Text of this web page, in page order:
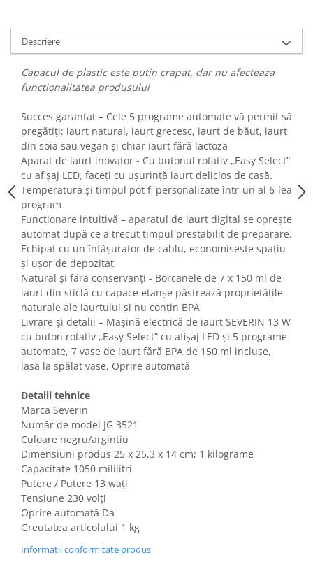
Ingrijire Locuinta
Purificatoare de aer
Bijuterii
Ceasuri dama
Cutii, curele si accesorii ceasuri
Genti si accesorii barbati
Genti si accesorii femei
Imbracaminte barbati
Imbracaminte femei
Imbracaminte si Incaltaminte copii
Incaltaminte barbati
Incaltaminte femei
Ochelari de soare
Ochelari de vedere
Gaming, Carti & Birotica
Birotica & Papetarie
Console, Jocuri & Accesorii
Accesorii aparate de ras electrice
Accesorii aparate hair styling
Aparate & Accesorii ingrijire
personala
Aparate cosmetice
Articole Sanatate si Wellness
Consumabile sanitare
Cosmetice si produse ingrijire
Igiena dentara
Descriere
Capacul de plastic este putin crapat, dar nu afecteaza
functionalitatea produsului
Succes garantat – Cele 5 programe automate vă permit să
pregătiți: iaurt natural, iaurt grecesc, iaurt de băut, iaurt
din soia sau vegan și chiar iaurt fără lactoză
Aparat de iaurt inovator - Cu butonul rotativ „Easy Select”
cu afișaj LED, faceți cu ușurință iaurt delicios de casă.
Temperatura și timpul pot fi personalizate într-un al 6-lea
program
Funcționare intuitivă – aparatul de iaurt digital se oprește
automat după ce a trecut timpul prestabilit de preparare.
Echipat cu un înfășurator de cablu, economisește spațiu
și ușor de depozitat
Natural și fără conservanți - Borcanele de 7 x 150 ml de
iaurt din sticlă cu capace etanșe păstrează proprietățile
naturale ale iaurtului și nu conțin BPA
Livrare și detalii – Mașină electrică de iaurt SEVERIN 13 W
cu buton rotativ „Easy Select” cu afișaj LED și 5 programe
automate, 7 vase de iaurt fără BPA de 150 ml incluse,
lasă la spălat vase, Oprire automată
Detalii tehnice
Marca Severin
Număr de model JG 3521
Culoare negru/argintiu
Dimensiuni produs ‎25 x 25,3 x 14 cm; 1 kilograme
Capacitate 1050 mililitri
Putere / Putere 13 wați
Tensiune 230 volți
Oprire automată Da
Greutatea articolului 1 kg
Informatii conformitate produs